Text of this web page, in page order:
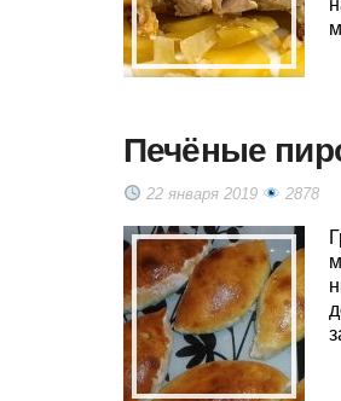
Печёные
22 января 2019 2878